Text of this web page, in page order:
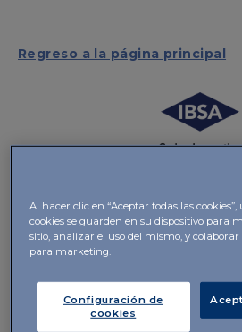
Regreso a la página principal
Avenida Diagonal 605,
08028
+34 931 66
SOBRE
Al hacer clic en “Aceptar todas las
cookies se guarden en su dispositivo para
sitio, analizar el uso del mismo, y colaborar
para marketing.
Configuración de
cookies